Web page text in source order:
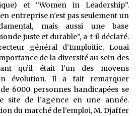
et “Women in Leadership”.
entreprise n’est pas seulement un
mais aussi une base
juste et durable”, a-t-il déclaré.
général d’Emploitic, Louai
de la diversité au sein des
qu’il était l’un des moyens
évolution. Il a fait remarquer
6000 personnes handicapées se
site de l’agence en une année.
du marché de l’emploi, M. Djaffer